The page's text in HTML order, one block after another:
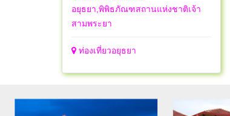
อยุธยา,พิพิธภัณฑสถานแห่งชาติเจ้า
สามพระยา
ท่องเที่ยวอยุธยา